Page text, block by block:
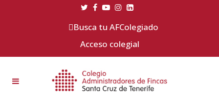
Busca tu AFColegiado
Acceso colegial